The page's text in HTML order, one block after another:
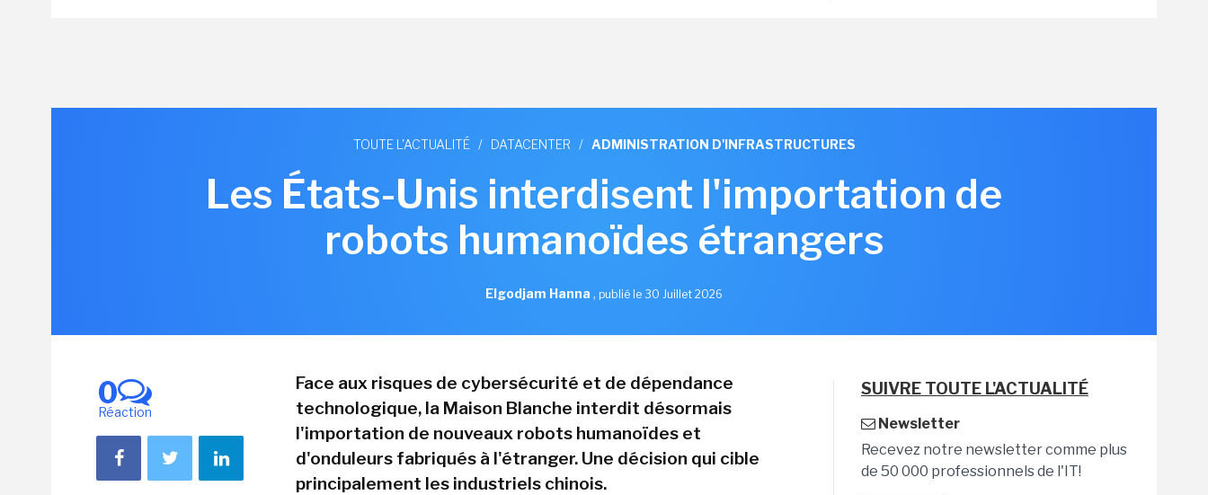
TOUTE L'ACTUALITÉ / DATACENTER / ADMINISTRATION D'INFRASTRUCTURES
Les États-Unis interdisent l'importation de
robots humanoïdes étrangers
Elgodjam Hanna , publié le 30 Juillet 2026
0
Réaction
Face aux risques de cybersécurité et de dépendance
technologique, la Maison Blanche interdit désormais
l'importation de nouveaux robots humanoïdes et
d'onduleurs fabriqués à l'étranger. Une décision qui cible
principalement les industriels chinois.
SUIVRE TOUTE L'ACTUALITÉ
Newsletter
Recevez notre newsletter comme plus
de 50 000 professionnels de l'IT!